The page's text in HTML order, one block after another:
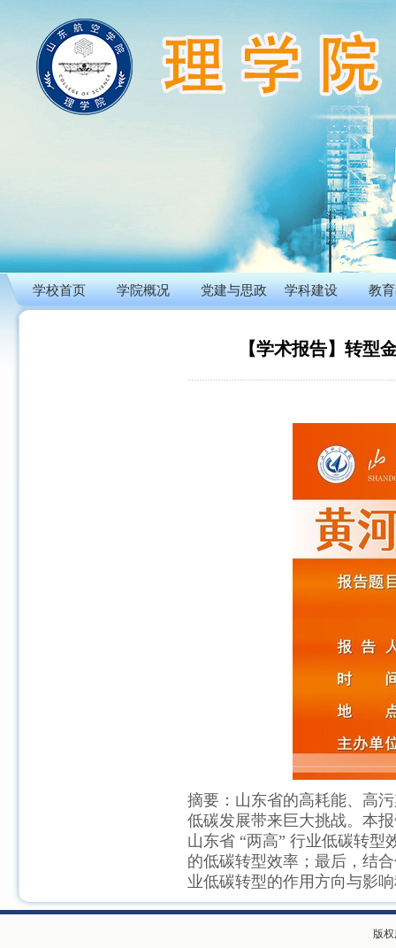
学校首页 学院概况 党建与思政 学科建设 教
【学术报告】转型
摘要：山东省的高耗能、高
低碳发展带来巨大挑战。本
山东省 “两高” 行业低碳转型
的低碳转型效率；最后，结
业低碳转型的作用方向与影
版